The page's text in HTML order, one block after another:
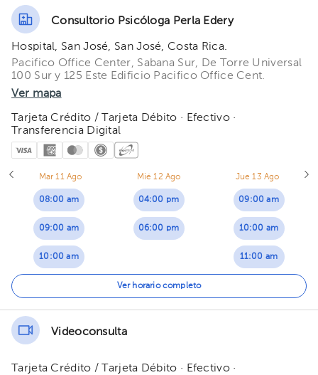
Consultorio Psicóloga Perla Edery
Hospital, San José, San José, Costa Rica.
Pacifico Office Center, Sabana Sur, De Torre Universal
100 Sur y 125 Este Edificio Pacifico Office Cent.
Ver mapa
Tarjeta Crédito / Tarjeta Débito · Efectivo ·
Transferencia Digital
Mar 11 Ago
08:00 am
09:00 am
10:00 am
Mié 12 Ago
04:00 pm
06:00 pm
Jue 13 Ago
09:00 am
10:00 am
11:00 am
Ver horario completo
Videoconsulta
Tarjeta Crédito / Tarjeta Débito · Efectivo ·